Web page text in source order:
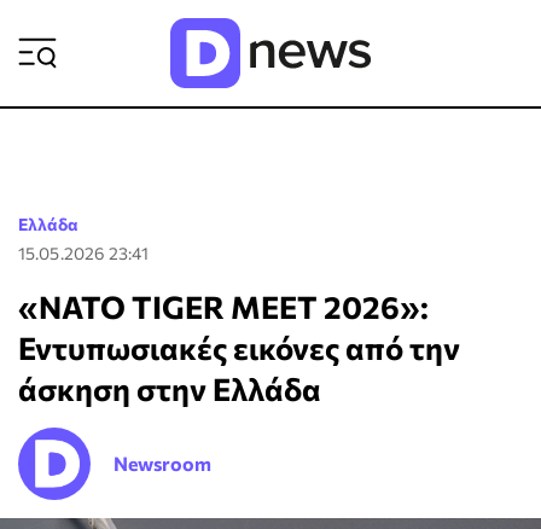
Ελλάδα
15.05.2026 23:41
«NATO TIGER MEET 2026»:
Εντυπωσιακές εικόνες από την
άσκηση στην Ελλάδα
Newsroom